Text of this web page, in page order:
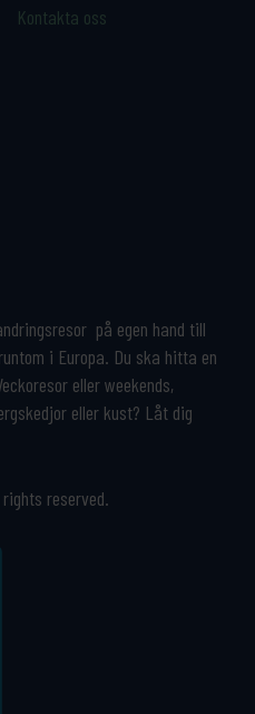
på egen hand till
i Europa. Du ska hitta en
eller weekends,
eller kust? Låt dig
reserved.
Kontakta oss